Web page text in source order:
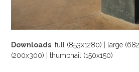
Downloads:full (853x1280) large
(200x300) |thumbnail (150x150)